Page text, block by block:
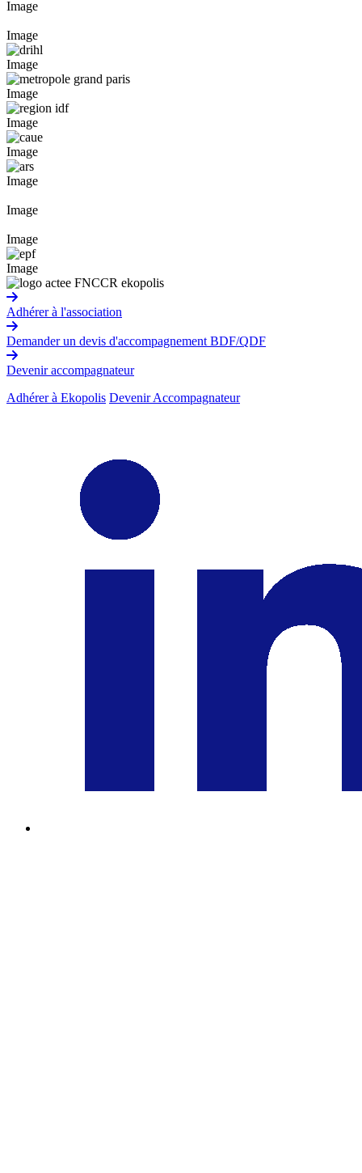
Image
Image
Image
Image
Image
Image
Image
Image
Image
Image
Adhérer à l'association
Demander un devis d'accompagnement BDF/QDF
Devenir accompagnateur
Adhérer à Ekopolis Devenir Accompagnateur